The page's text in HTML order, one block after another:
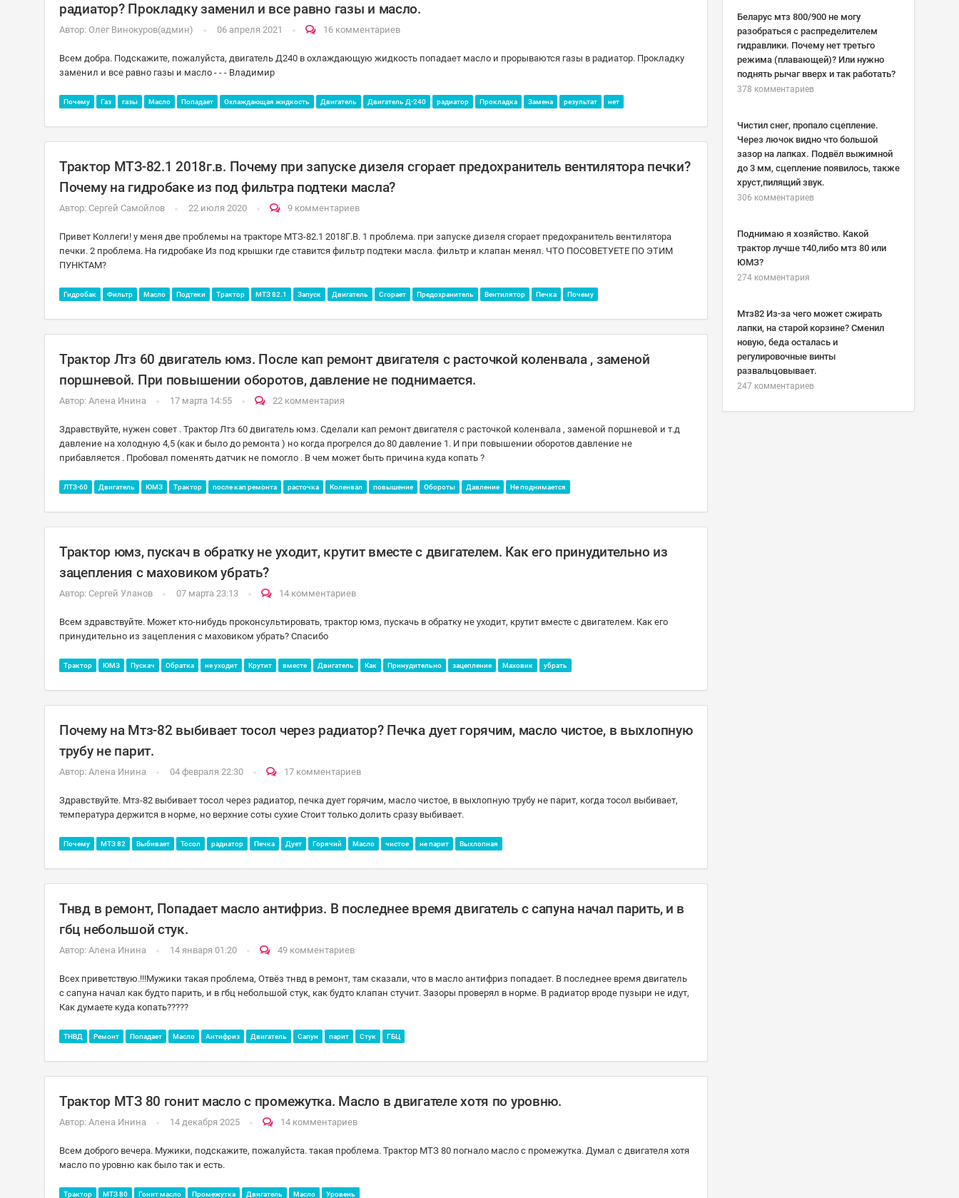
радиатор? Прокладку заменил и все равно газы и масло.
Автор: Олег Винокуров(админ) 06 апреля 2021 16 комментариев
Всем добра. Подскажите, пожалуйста, двигатель Д240 в охлаждающую жидкость попадает масло и прорываются газы в радиатор. Прокладку
заменил и все равно газы и масло - - - Владимир
Почему Газ газы Масло Попадает Охлаждающая жидкость Двигатель Двигатель Д-240 радиатор Прокладка Замена результат нет
Трактор МТЗ-82.1 2018г.в. Почему при запуске дизеля сгорает предохранитель вентилятора печки?
Почему на гидробаке из под фильтра подтеки масла?
Автор: Сергей Самойлов 22 июля 2020 9 комментариев
Привет Коллеги! у меня две проблемы на тракторе МТЗ-82.1 2018Г.В. 1 проблема. при запуске дизеля сгорает предохранитель вентилятора
печки. 2 проблема. На гидробаке Из под крышки где ставится фильтр подтеки масла. фильтр и клапан менял. ЧТО ПОСОВЕТУЕТЕ ПО ЭТИМ
ПУНКТАМ?
Гидробак Фильтр Масло Подтеки Трактор МТЗ 82.1 Запуск Двигатель Сгорает Предохранитель Вентилятор Печка Почему
Трактор Лтз 60 двигатель юмз. После кап ремонт двигателя с расточкой коленвала , заменой
поршневой. При повышении оборотов, давление не поднимается.
Автор: Алена Инина 17 марта 14:55 22 комментария
Здравствуйте, нужен совет . Трактор Лтз 60 двигатель юмз. Сделали кап ремонт двигателя с расточкой коленвала , заменой поршневой и т.д
давление на холодную 4,5 (как и было до ремонта ) но когда прогрелся до 80 давление 1. И при повышении оборотов давление не
прибавляется . Пробовал поменять датчик не помогло . В чем может быть причина куда копать ?
ЛТЗ-60 Двигатель ЮМЗ Трактор после кап ремонта расточка Коленвал повышение Обороты Давление Не поднимается
Трактор юмз, пускач в обратку не уходит, крутит вместе с двигателем. Как его принудительно из
зацепления с маховиком убрать?
Автор: Сергей Уланов 07 марта 23:13 14 комментариев
Всем здравствуйте. Может кто-нибудь проконсультировать, трактор юмз, пускачь в обратку не уходит, крутит вместе с двигателем. Как его
принудительно из зацепления с маховиком убрать? Спасибо
Трактор ЮМЗ Пускач Обратка не уходит Крутит вместе Двигатель Как Принудительно зацепление Маховик убрать
Почему на Мтз-82 выбивает тосол через радиатор? Печка дует горячим, масло чистое, в выхлопную
трубу не парит.
Автор: Алена Инина 04 февраля 22:30 17 комментариев
Здравствуйте. Мтз-82 выбивает тосол через радиатор, печка дует горячим, масло чистое, в выхлопную трубу не парит, когда тосол выбивает,
температура держится в норме, но верхние соты сухие Стоит только долить сразу выбивает.
Почему МТЗ 82 Выбивает Тосол радиатор Печка Дует Горячий Масло чистое не парит Выхлопная
Тнвд в ремонт, Попадает масло антифриз. В последнее время двигатель с сапуна начал парить, и в
гбц небольшой стук.
Автор: Алена Инина 14 января 01:20 49 комментариев
Всех приветствую.!!!Мужики такая проблема, Отвёз тнвд в ремонт, там сказали, что в масло антифриз попадает. В последнее время двигатель
с сапуна начал как будто парить, и в гбц небольшой стук, как будто клапан стучит. Зазоры проверял в норме. В радиатор вроде пузыри не идут,
Как думаете куда копать?????
ТНВД Ремонт Попадает Масло Антифриз Двигатель Сапун парит Стук ГБЦ
Трактор МТЗ 80 гонит масло с промежутка. Масло в двигателе хотя по уровню.
Автор: Алена Инина 14 декабря 2025 14 комментариев
Всем доброго вечера. Мужики, подскажите, пожалуйста. такая проблема. Трактор МТЗ 80 погнало масло с промежутка. Думал с двигателя хотя
масло по уровню как было так и есть.
Трактор МТЗ 80 Гонит масло Промежутка Двигатель Масло Уровень
Беларус мтз 800/900 не могу
разобраться с распределителем
гидравлики. Почему нет третьго
режима (плавающей)? Или нужно
поднять рычаг вверх и так работать?
378 комментариев
Чистил снег, пропало сцепление.
Через лючок видно что большой
зазор на лапках. Подвёл выжимной
до 3 мм, сцепление появилось, также
хруст,пилящий звук.
306 комментариев
Поднимаю я хозяйство. Какой
трактор лучше т40,либо мтз 80 или
ЮМЗ?
274 комментария
Мтз82 Из-за чего может сжирать
лапки, на старой корзине? Сменил
новую, беда осталась и
регулировочные винты
развальцовывает.
247 комментариев